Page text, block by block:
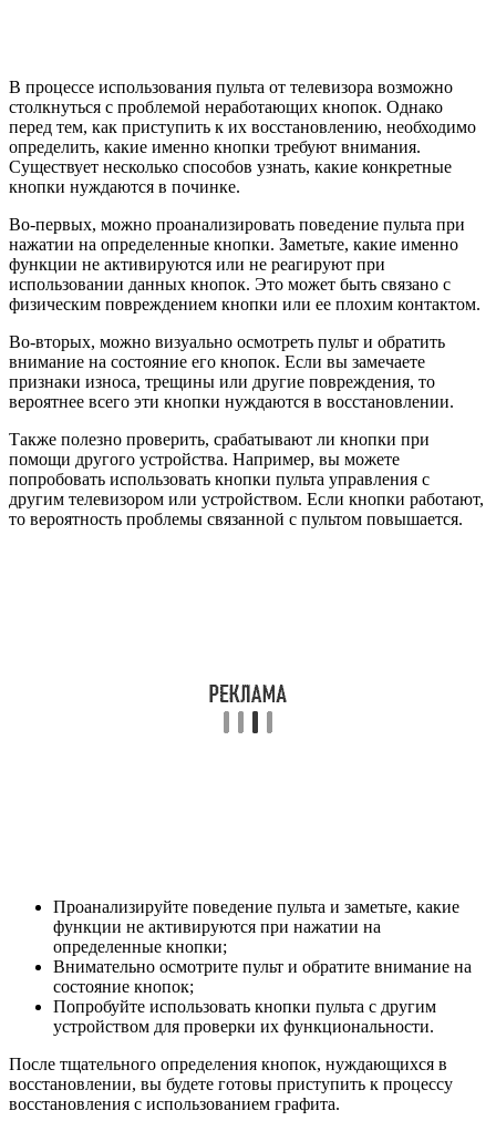
В процессе использования пульта от телевизора возможно
столкнуться с проблемой неработающих кнопок. Однако
перед тем, как приступить к их восстановлению, необходимо
определить, какие именно кнопки требуют внимания.
Существует несколько способов узнать, какие конкретные
кнопки нуждаются в починке.
Во-первых, можно проанализировать поведение пульта при
нажатии на определенные кнопки. Заметьте, какие именно
функции не активируются или не реагируют при
использовании данных кнопок. Это может быть связано с
физическим повреждением кнопки или ее плохим контактом.
Во-вторых, можно визуально осмотреть пульт и обратить
внимание на состояние его кнопок. Если вы замечаете
признаки износа, трещины или другие повреждения, то
вероятнее всего эти кнопки нуждаются в восстановлении.
Также полезно проверить, срабатывают ли кнопки при
помощи другого устройства. Например, вы можете
попробовать использовать кнопки пульта управления с
другим телевизором или устройством. Если кнопки работают,
то вероятность проблемы связанной с пультом повышается.
Проанализируйте поведение пульта и заметьте, какие
функции не активируются при нажатии на
определенные кнопки;
Внимательно осмотрите пульт и обратите внимание на
состояние кнопок;
Попробуйте использовать кнопки пульта с другим
устройством для проверки их функциональности.
После тщательного определения кнопок, нуждающихся в
восстановлении, вы будете готовы приступить к процессу
восстановления с использованием графита.